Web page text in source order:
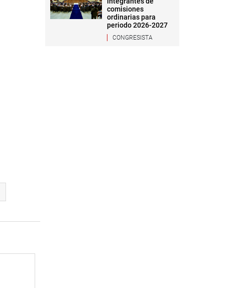
comisiones
ordinarias para
periodo 2026-2027
CONGRESISTA